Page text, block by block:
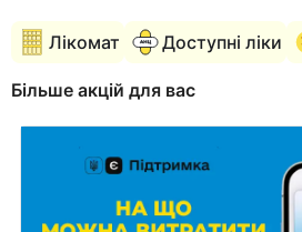
Лікомат Доступні ліки
Більше акцій для вас